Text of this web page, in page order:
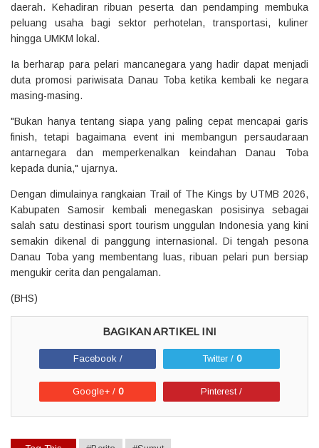
daerah. Kehadiran ribuan peserta dan pendamping membuka
peluang usaha bagi sektor perhotelan, transportasi, kuliner
hingga UMKM lokal.
Ia berharap para pelari mancanegara yang hadir dapat menjadi
duta promosi pariwisata Danau Toba ketika kembali ke negara
masing-masing.
"Bukan hanya tentang siapa yang paling cepat mencapai garis
finish, tetapi bagaimana event ini membangun persaudaraan
antarnegara dan memperkenalkan keindahan Danau Toba
kepada dunia," ujarnya.
Dengan dimulainya rangkaian Trail of The Kings by UTMB 2026,
Kabupaten Samosir kembali menegaskan posisinya sebagai
salah satu destinasi sport tourism unggulan Indonesia yang kini
semakin dikenal di panggung internasional. Di tengah pesona
Danau Toba yang membentang luas, ribuan pelari pun bersiap
mengukir cerita dan pengalaman.
(BHS)
Facebook / Twitter / 0
Google+ / 0 Pinterest /